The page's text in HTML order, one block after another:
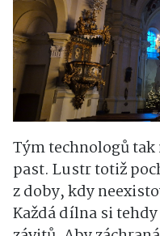
Tým technologů
past. Lustr totiž
z doby, kdy
Každá dílna si